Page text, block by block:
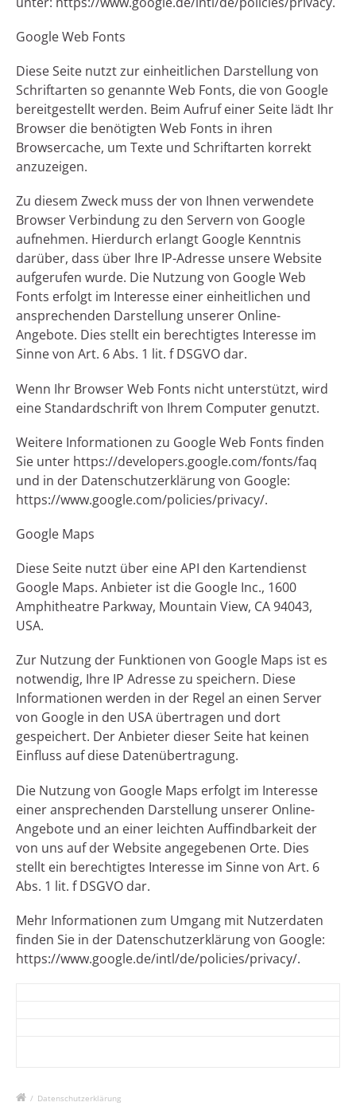
Google Web Fonts
Diese Seite nutzt zur einheitlichen Darstellung von
Schriftarten so genannte Web Fonts, die von Google
bereitgestellt werden. Beim Aufruf einer Seite lädt Ihr
Browser die benötigten Web Fonts in ihren
Browsercache, um Texte und Schriftarten korrekt
anzuzeigen.
Zu diesem Zweck muss der von Ihnen verwendete
Browser Verbindung zu den Servern von Google
aufnehmen. Hierdurch erlangt Google Kenntnis
darüber, dass über Ihre IP-Adresse unsere Website
aufgerufen wurde. Die Nutzung von Google Web
Fonts erfolgt im Interesse einer einheitlichen und
ansprechenden Darstellung unserer Online-
Angebote. Dies stellt ein berechtigtes Interesse im
Sinne von Art. 6 Abs. 1 lit. f DSGVO dar.
Wenn Ihr Browser Web Fonts nicht unterstützt, wird
eine Standardschrift von Ihrem Computer genutzt.
Weitere Informationen zu Google Web Fonts finden
Sie unter https://developers.google.com/fonts/faq
und in der Datenschutzerklärung von Google:
https://www.google.com/policies/privacy/.
Google Maps
Diese Seite nutzt über eine API den Kartendienst
Google Maps. Anbieter ist die Google Inc., 1600
Amphitheatre Parkway, Mountain View, CA 94043,
USA.
Zur Nutzung der Funktionen von Google Maps ist es
notwendig, Ihre IP Adresse zu speichern. Diese
Informationen werden in der Regel an einen Server
von Google in den USA übertragen und dort
gespeichert. Der Anbieter dieser Seite hat keinen
Einfluss auf diese Datenübertragung.
Die Nutzung von Google Maps erfolgt im Interesse
einer ansprechenden Darstellung unserer Online-
Angebote und an einer leichten Auffindbarkeit der
von uns auf der Website angegebenen Orte. Dies
stellt ein berechtigtes Interesse im Sinne von Art. 6
Abs. 1 lit. f DSGVO dar.
Mehr Informationen zum Umgang mit Nutzerdaten
finden Sie in der Datenschutzerklärung von Google:
https://www.google.de/intl/de/policies/privacy/.
/ Datenschutzerklärung